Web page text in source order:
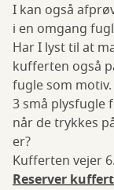
I kan også
i en omgang
Har I lyst til at
kufferten også
fugle som motiv.
3 små plysfugle
når de trykkes
er?
Kufferten vejer
Reserver